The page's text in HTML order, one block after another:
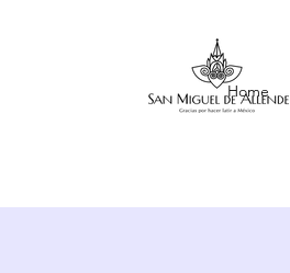
Home